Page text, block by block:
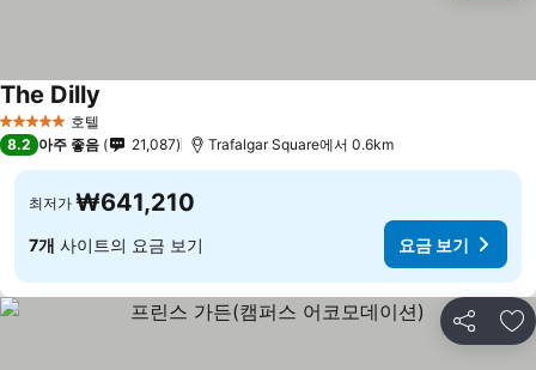
5 성급 호텔
The Dilly
8.2 아주 좋음 21,087 Trafalgar Square에서 0.6km
최저가 ₩641,210
7개 사이트의 요금 보기 요금 보기
공유 즐